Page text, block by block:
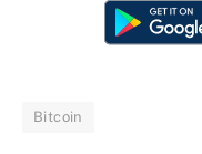
Bitcoin